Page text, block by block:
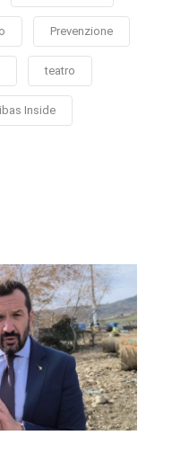
Prevenzione
teatro
Inside